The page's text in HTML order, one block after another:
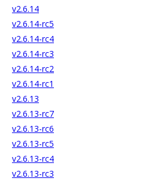
v2.6.14
v2.6.14-rc5
v2.6.14-rc4
v2.6.14-rc3
v2.6.14-rc2
v2.6.14-rc1
v2.6.13
v2.6.13-rc7
v2.6.13-rc6
v2.6.13-rc5
v2.6.13-rc4
v2.6.13-rc3